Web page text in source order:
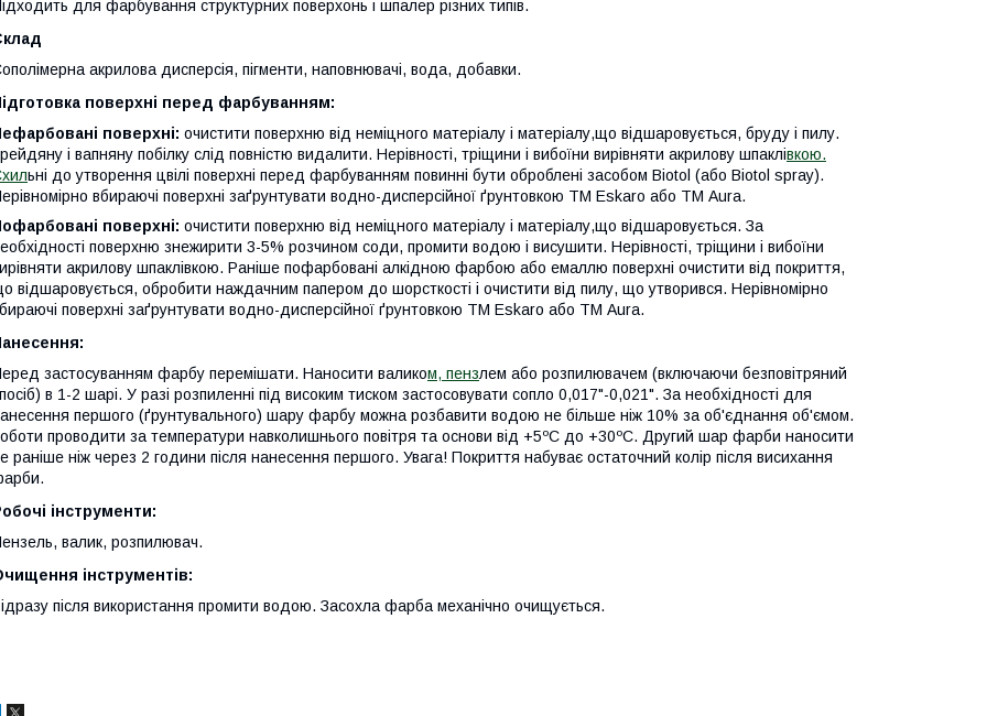
для фарбування структурних поверхонь і шпалер різних типів.
акрилова дисперсія, пігменти, наповнювачі, вода, добавки.
поверхні перед фарбуванням:
поверхні: очистити поверхню від неміцного матеріалу і матеріалу,що відшаровується, бруду і пилу.
і вапняну побілку слід повністю видалити. Нерівності, тріщини і вибоїни вирівняти акрилову шпаклівкою.
ьні до утворення цвілі поверхні перед фарбуванням повинні бути оброблені засобом Biotol (або Biotol spray).
вбираючі поверхні заґрунтувати водно-дисперсійної ґрунтовкою ТМ Eskaro або ТМ Aura.
поверхні: очистити поверхню від неміцного матеріалу і матеріалу,що відшаровується. За
поверхню знежирити 3-5% розчином соди, промити водою і висушити. Нерівності, тріщини і вибоїни
акрилову шпаклівкою. Раніше пофарбовані алкідною фарбою або емаллю поверхні очистити від покриття,
відшаровується, обробити наждачним папером до шорсткості і очистити від пилу, що утворився. Нерівномірно
поверхні заґрунтувати водно-дисперсійної ґрунтовкою ТМ Eskaro або ТМ Aura.
застосуванням фарбу перемішати. Наносити валиком, пензлем або розпилювачем (включаючи безповітряний
в 1-2 шарі. У разі розпиленні під високим тиском застосовувати сопло 0,017"-0,021". За необхідності для
першого (ґрунтувального) шару фарбу можна розбавити водою не більше ніж 10% за об'єднання об'ємом.
проводити за температури навколишнього повітря та основи від +5ºС до +30ºС. Другий шар фарби наносити
раніше ніж через 2 години після нанесення першого. Увага! Покриття набуває остаточний колір після висихання
інструменти:
валик, розпилювач.
інструментів:
після використання промити водою. Засохла фарба механічно очищується.